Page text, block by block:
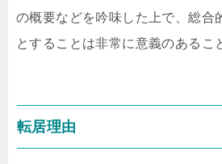
の概要などを吟味した上で、総合
とすることは非常に意義のあるこ
転居理由